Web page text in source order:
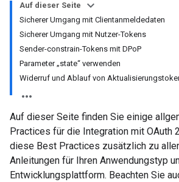
Auf dieser Seite
Sicherer Umgang mit Clientanmeldedaten
Sicherer Umgang mit Nutzer-Tokens
Sender-constrain-Tokens mit DPoP
Parameter „state“ verwenden
Widerruf und Ablauf von
Auf dieser Seite finden Sie einige
Practices für die Integration mit OAuth
diese Best Practices zusätzlich zu
Anleitungen für Ihren Anwendungstyp
Entwicklungsplattform. Beachten Sie